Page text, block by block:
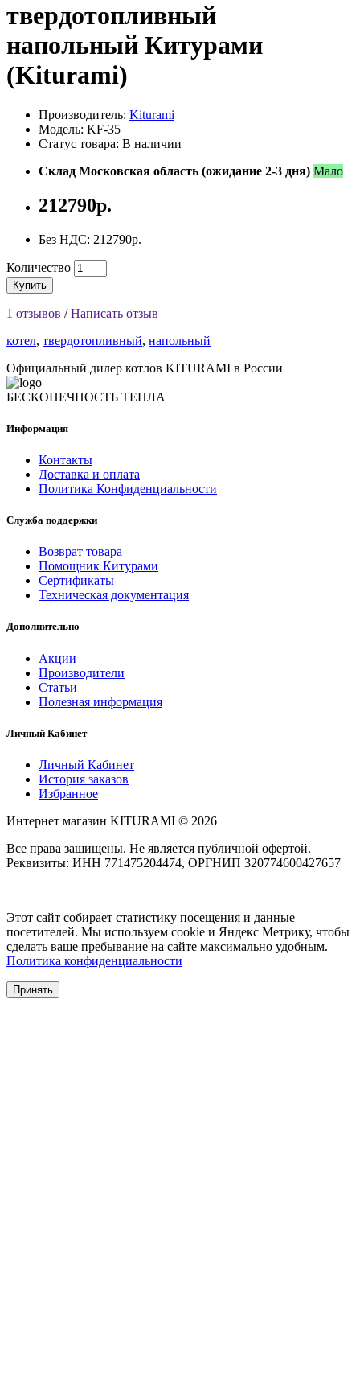
твердотопливный
напольный Китурами
(Kiturami)
Производитель: Kiturami
Модель: KF-35
Статус товара: В наличии
Склад Московская область (ожидание 2-3 дня) Мало
212790р.
Без НДС: 212790р.
Количество
Купить
1 отзывов /Написать отзыв
котел, твердотопливный, напольный
Официальный дилер котлов KITURAMI в России
БЕСКОНЕЧНОСТЬ ТЕПЛА
Информация
Контакты
Доставка и оплата
Политика Конфиденциальности
Служба поддержки
Возврат товара
Помощник Китурами
Сертификаты
Техническая документация
Дополнительно
Акции
Производители
Статьи
Полезная информация
Личный Кабинет
Личный Кабинет
История заказов
Избранное
Интернет магазин KITURAMI © 2026
Все права защищены. Не является публичной офертой.
Реквизиты: ИНН 771475204474, ОРГНИП 320774600427657
Этот сайт собирает статистику посещения и данные
посетителей. Мы используем cookie и Яндекс Метрику, чтобы
сделать ваше пребывание на сайте максимально удобным.
Политика конфиденциальности
Принять